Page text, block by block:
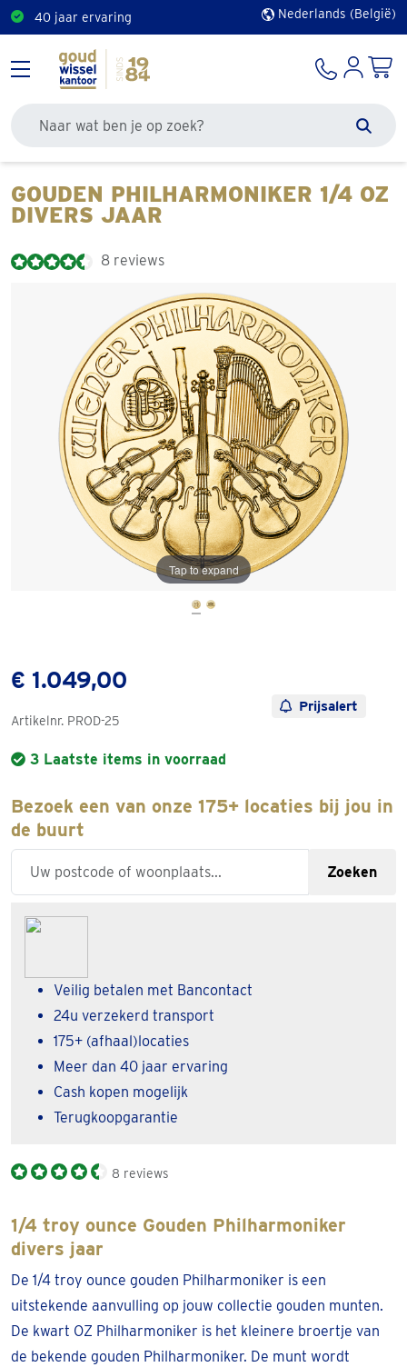
40 jaar ervaring Nederlands (België)
GOUDEN PHILHARMONIKER 1/4 OZ
DIVERS JAAR
8 reviews
Tap to expand
Prijsalert
€ 1.049,00
Artikelnr. PROD-25
3 Laatste items in voorraad
Bezoek een van onze 175+ locaties bij jou in
de buurt
Zoeken
Veilig betalen met Bancontact
24u verzekerd transport
175+ (afhaal)locaties
Meer dan 40 jaar ervaring
Cash kopen mogelijk
Terugkoopgarantie
8 reviews
1/4 troy ounce Gouden Philharmoniker
divers jaar
De 1/4 troy ounce gouden Philharmoniker is een
uitstekende aanvulling op jouw collectie gouden munten.
De kwart OZ Philharmoniker is het kleinere broertje van
de bekende gouden Philharmoniker. De munt wordt